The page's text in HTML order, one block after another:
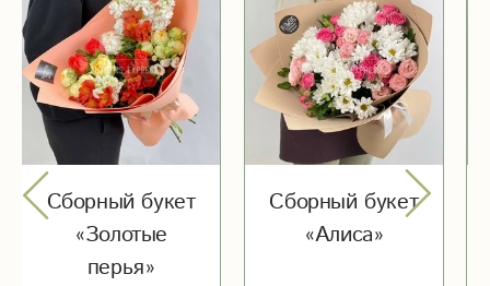
Сборный букет
«Золотые
перья»
Сборный букет
«Алиса»